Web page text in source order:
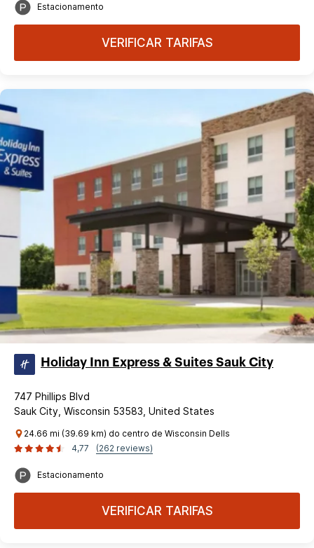
Estacionamento
VERIFICAR TARIFAS
Holiday Inn Express & Suites Sauk City
747 Phillips Blvd
Sauk City, Wisconsin 53583, United States
24.66 mi (39.69 km) do centro de Wisconsin Dells
4,77
(262 reviews)
Estacionamento
VERIFICAR TARIFAS